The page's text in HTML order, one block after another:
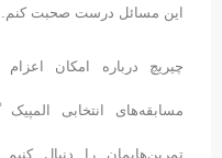
این مسائل درست صحبت کنم.
چیریچ درباره امکان
مسابقه‌های انتخابی
تمرین‌هایمان را دنبال